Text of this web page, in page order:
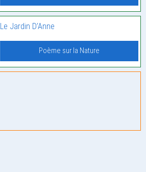
Le Jardin D’Anne
Poème sur la Nature